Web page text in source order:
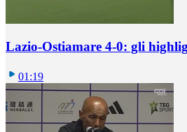
Lazio-Ostiamare 4-0: gli
01:19